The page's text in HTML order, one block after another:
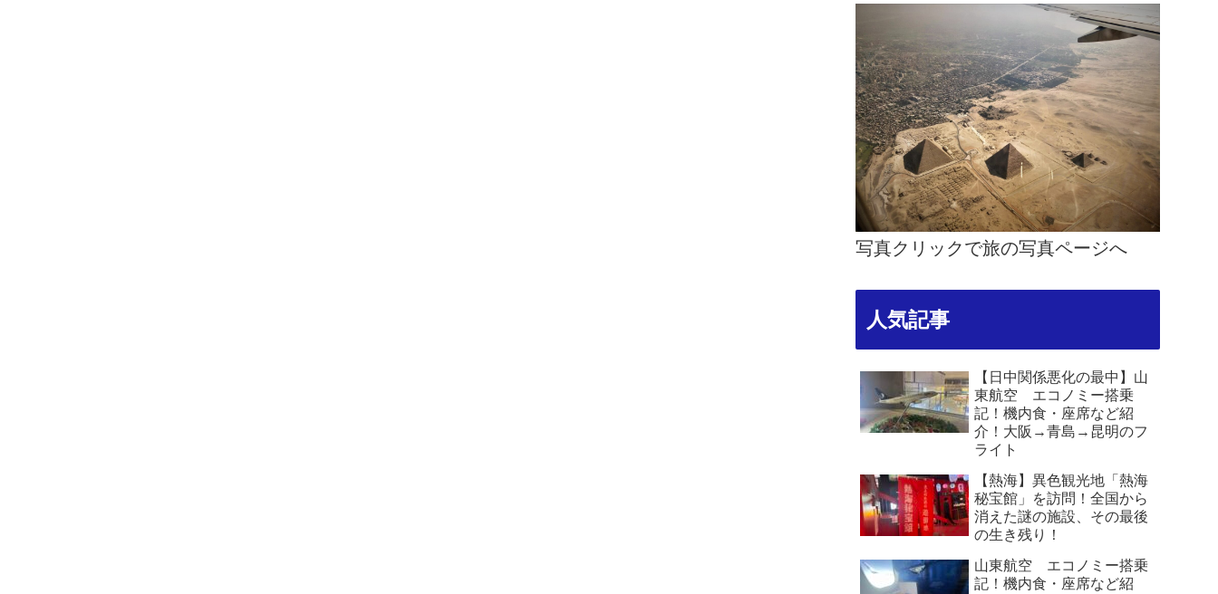
写真クリックで旅の写真ページへ
人気記事
【日中関係悪化の最中】山
東航空 エコノミー搭乗
記！機内食・座席など紹
介！大阪→青島→昆明のフ
ライト
【熱海】異色観光地「熱海
秘宝館」を訪問！全国から
消えた謎の施設、その最後
の生き残り！
山東航空 エコノミー搭乗
記！機内食・座席など紹